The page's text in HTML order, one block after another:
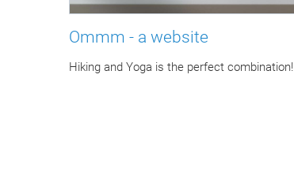
Ommm - a website
Hiking and Yoga is the perfect combination!